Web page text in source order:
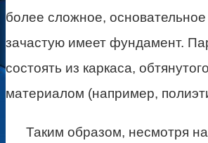
более сложное,
зачастую имеет фундамент.
состоять из каркаса,
материалом (например,
Таким образом, несмотря